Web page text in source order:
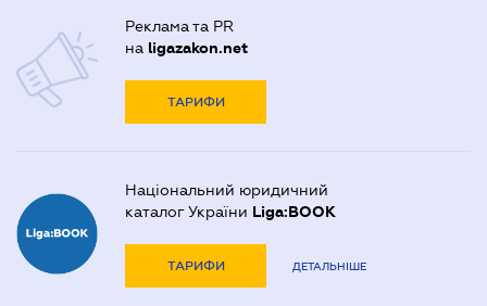
Реклама та PR
на ligazakon.net
ТАРИФИ
Національний юридичний
каталог України Liga:BOOK
ТАРИФИ ДЕТАЛЬНІШЕ